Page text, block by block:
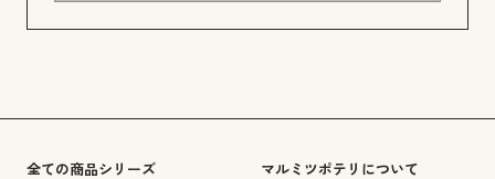
全ての商品シリーズ マルミツポテリについて